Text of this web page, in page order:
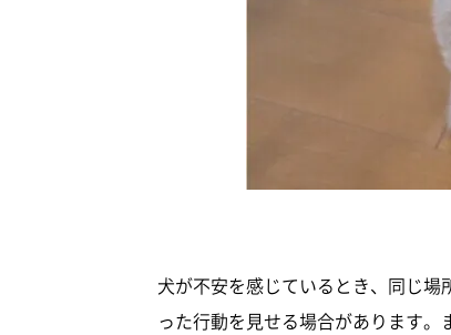
犬が不安を感じているとき、同じ
った行動を見せる場合があります